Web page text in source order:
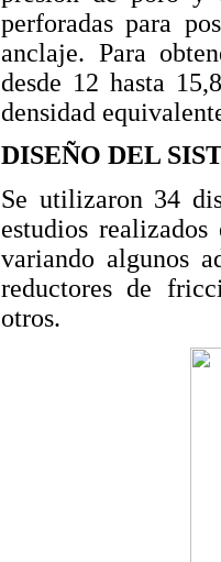
perforadas para
anclaje. Para
desde 12 hasta
densidad
DISEÑO DEL
Se utilizaron 34
estudios
variando algunos
reductores de
otros.